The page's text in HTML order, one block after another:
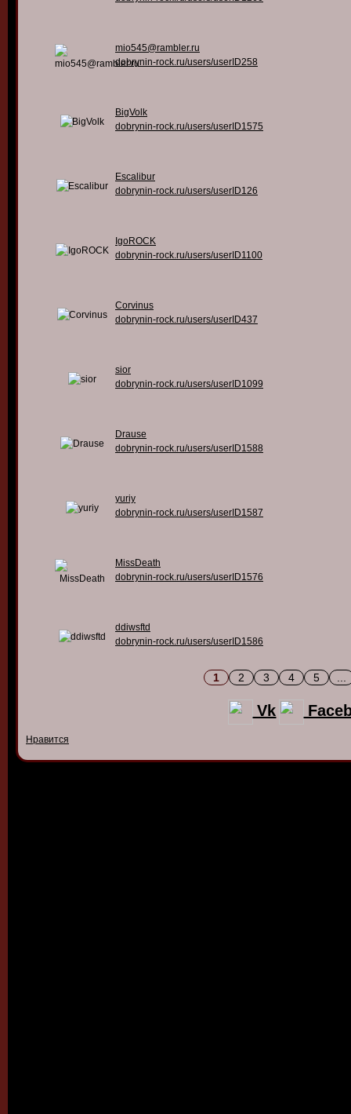
mio545@rambler.ru
dobrynin-rock.ru/users/userID258
BigVolk
dobrynin-rock.ru/users/userID1575
Escalibur
dobrynin-rock.ru/users/userID126
IgoROCK
dobrynin-rock.ru/users/userID1100
Corvinus
dobrynin-rock.ru/users/userID437
sior
dobrynin-rock.ru/users/userID1099
Drause
dobrynin-rock.ru/users/userID1588
yuriy
dobrynin-rock.ru/users/userID1587
MissDeath
dobrynin-rock.ru/users/userID1576
ddiwsftd
dobrynin-rock.ru/users/userID1586
1 2 3 4 5
Vk
Нравится